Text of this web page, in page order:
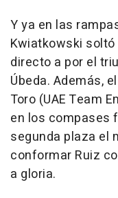
Y ya en las
Kwiatkowski soltó
directo a por el
Úbeda. Además,
Toro (UAE Team
en los compases
segunda plaza el
conformar Ruiz
a gloria.